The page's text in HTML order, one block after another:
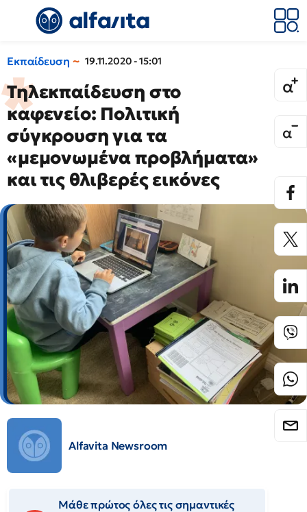
Εκπαίδευση 19.11.2020 - 15:01
Τηλεκπαίδευση στο
καφενείο: Πολιτική
σύγκρουση για τα
«μεμονωμένα προβλήματα»
και τις θλιβερές εικόνες
Alfavita Newsroom
Μάθε πρώτος όλες τις σημαντικές